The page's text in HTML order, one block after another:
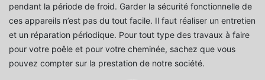
pendant la période de froid. Garder la sécurité fonctionnelle de
ces appareils n’est pas du tout facile. Il faut réaliser un entretien
et un réparation périodique. Pour tout type des travaux à faire
pour votre poêle et pour votre cheminée, sachez que vous
pouvez compter sur la prestation de notre société.